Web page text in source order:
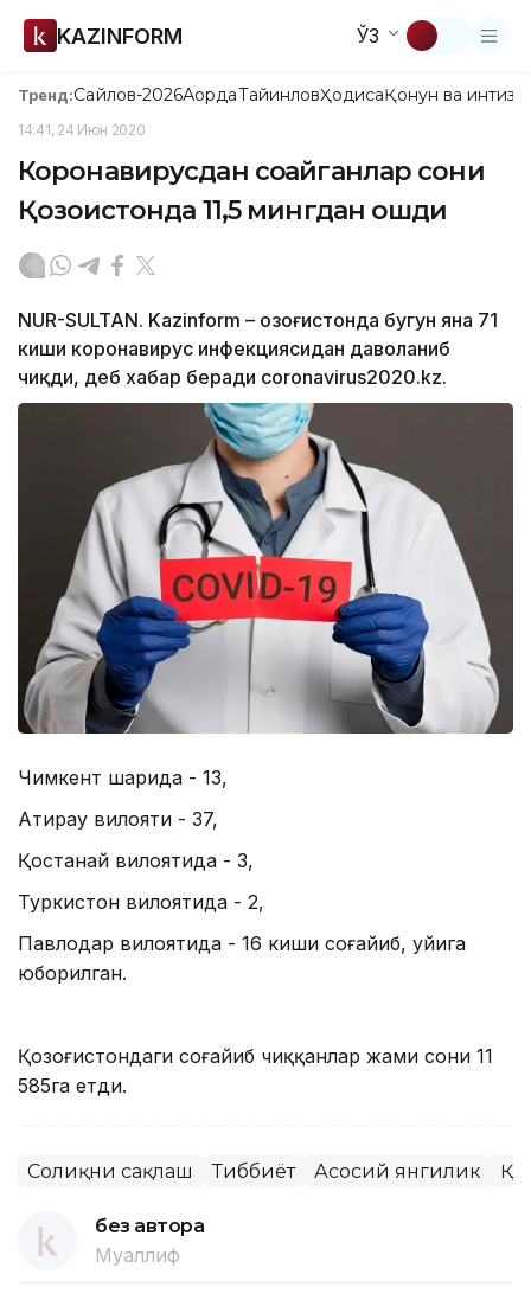
KAZINFORM ЎЗ
Тренд:Сайлов-2026АқордаТайинловҲодисаҚонун ва
14:41, 24 Июн 2020
Коронавирусдан соғайганлар сони
Қозоғистонда 11,5 мингдан ошди
NUR-SULTAN. Kazinform – Қозоғистонда бугун яна 71
киши коронавирус инфекциясидан даволаниб
чиқди, деб хабар беради coronavirus2020.kz.
Чимкент шаҳрида - 13,
Атирау вилояти - 37,
Қостанай вилоятида - 3,
Туркистон вилоятида - 2,
Павлодар вилоятида - 16 киши соғайиб, уйига
юборилган.
Қозоғистондаги соғайиб чиққанлар жами сони 11
585га етди.
Соғлиқни сақлаш Тиббиёт Асосий янгилик ҚР
без автора
Муаллиф